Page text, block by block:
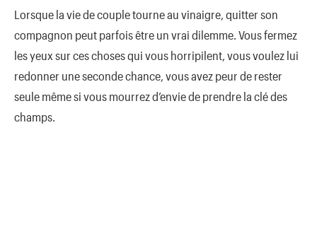
Lorsque la vie de couple tourne au vinaigre, quitter son
compagnon peut parfois être un vrai dilemme. Vous fermez
les yeux sur ces choses qui vous horripilent, vous voulez lui
redonner une seconde chance, vous avez peur de rester
seule même si vous mourrez d’envie de prendre la clé des
champs.